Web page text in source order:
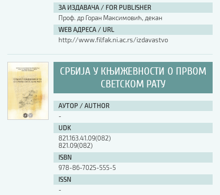
ЗА ИЗДАВАЧА / FOR PUBLISHER
Проф. др Горан Максимовић, декан
WEB АДРЕСА / URL
http://www.filfak.ni.ac.rs/izdavastvo
СРБИЈА У КЊИЖЕВНОСТИ О ПРВОМ
СВЕТСКОМ РАТУ
АУТОР / AUTHOR
-
UDK
821.163.41.09(082)
821.09(082)
ISBN
978-86-7025-555-5
ISSN
-